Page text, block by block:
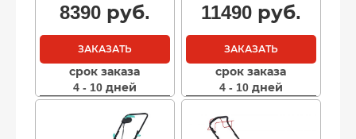
8390руб.
ЗАКАЗАТЬ
срок заказа
4 - 10 дней
11490руб.
ЗАКАЗАТЬ
срок заказа
4 - 10 дней